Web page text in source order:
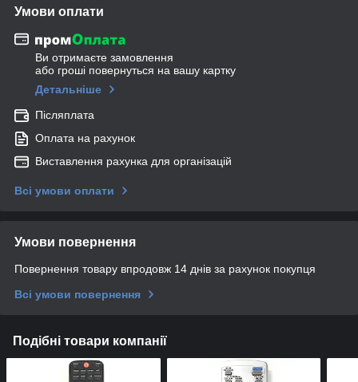
Умови оплати
Ви отримаєте замовлення
або гроші повернуться на вашу картку
Детальніше
Післяплата
Оплата на рахунок
Виставлення рахунка для організацій
Всі умови оплати
Умови повернення
Повернення товару впродовж 14 днів за рахунок покупця
Всі умови повернення
Подібні товари компанії